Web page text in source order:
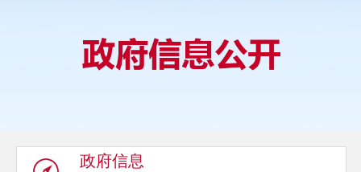
政府信息